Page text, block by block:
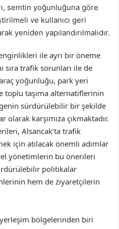
semtin yoğunluğuna göre
ve kullanıcı geri
yeniden yapılandırılmalıdır.
ile ayrı bir öneme
sıra trafik sorunları ile de
yoğunluğu, park yeri
toplu taşıma alternatiflerinin
sürdürülebilir bir şekilde
karşımıza çıkmaktadır.
Alsancak’ta trafik
için atılacak önemli adımlar
yönetimlerin bu önerileri
politikalar
hem de ziyaretçilerin
bölgelerinden biri